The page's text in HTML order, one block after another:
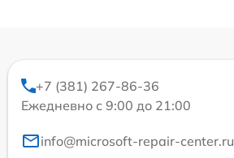
+7 (381) 267-86-36
Ежедневно с 9:00 до 21:00
info@microsoft-repair-center.ru